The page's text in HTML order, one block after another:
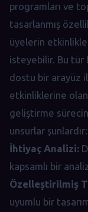
programları ve
tasarlanmış
üyelerin
isteyebilir. Bu tür
dostu bir arayüz
etkinliklerine olan
geliştirme
unsurlar şunlardır:
İhtiyaç Analizi:
kapsamlı bir
Özelleştirilmiş
uyumlu bir